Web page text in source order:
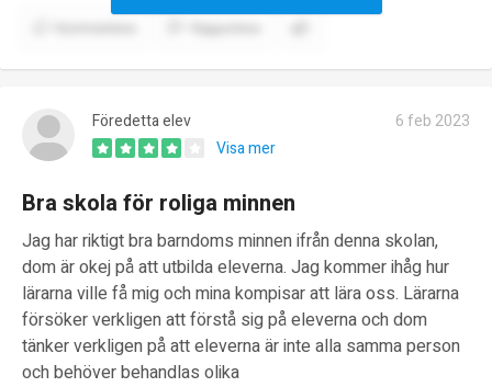
Föredetta elev
6 feb 2023
Visa mer
Bra skola för roliga minnen
Jag har riktigt bra barndoms minnen ifrån denna skolan,
dom är okej på att utbilda eleverna. Jag kommer ihåg hur
lärarna ville få mig och mina kompisar att lära oss. Lärarna
försöker verkligen att förstå sig på eleverna och dom
tänker verkligen på att eleverna är inte alla samma person
och behöver behandlas olika